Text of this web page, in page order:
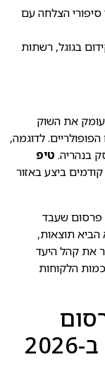
הצלחה עם
בגוגל, רשתות
את השוק
לדוגמה,
בנהריה. טיפ
ביצע באזור
פרסום שעבד
תוצאות,
את קהל היעד
הלקוחות